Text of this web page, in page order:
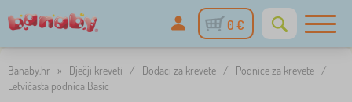
0 €
Banaby.hr » Dječji kreveti / Dodaci za krevete / Podnice za krevete /
Letvičasta podnica Basic